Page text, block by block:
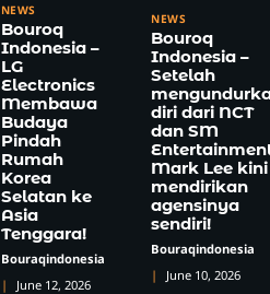
NEWS
Bouroq
Indonesia –
LG
Electronics
Membawa
Budaya
Pindah
Rumah
Korea
Selatan ke
Asia
Tenggara!
Bouraqindonesia
June 12, 2026
NEWS
Bouroq
Indonesia –
Setelah
diri dari NCT
dan SM
Mark Lee kini
mendirikan
agensinya
sendiri!
Bouraqindonesia
June 10, 2026